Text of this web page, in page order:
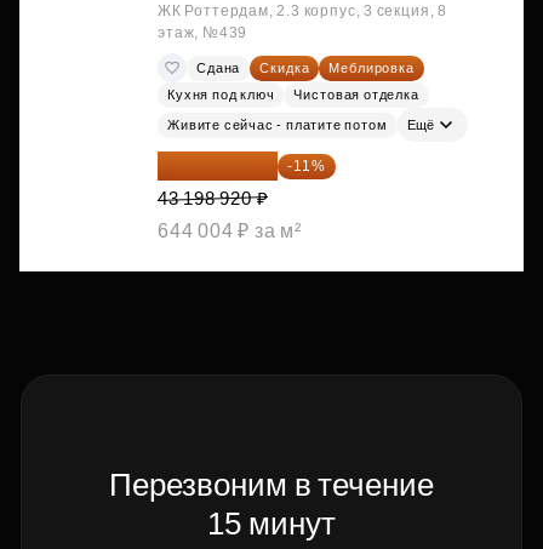
ЖК Роттердам, 2.3 корпус, 3 секция, 8
этаж, №439
Сдана Скидка
Меблировка
Кухня под ключ
Чистовая отделка
Живите сейчас - платите потом Ещё
38 447 039 ₽ -11%
43 198 920 ₽
644 004 ₽ за м²
Перезвоним в течение
15 минут